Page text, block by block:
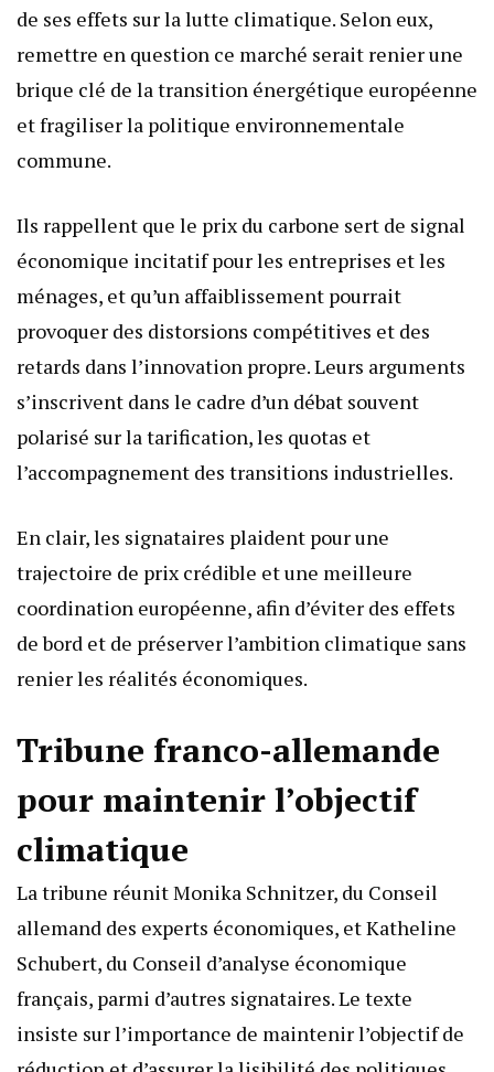
de ses effets sur la lutte climatique. Selon eux,
remettre en question ce marché serait renier une
brique clé de la transition énergétique européenne
et fragiliser la politique environnementale
commune.
Ils rappellent que le prix du carbone sert de signal
économique incitatif pour les entreprises et les
ménages, et qu’un affaiblissement pourrait
provoquer des distorsions compétitives et des
retards dans l’innovation propre. Leurs arguments
s’inscrivent dans le cadre d’un débat souvent
polarisé sur la tarification, les quotas et
l’accompagnement des transitions industrielles.
En clair, les signataires plaident pour une
trajectoire de prix crédible et une meilleure
coordination européenne, afin d’éviter des effets
de bord et de préserver l’ambition climatique sans
renier les réalités économiques.
Tribune franco-allemande
pour maintenir l’objectif
climatique
La tribune réunit Monika Schnitzer, du Conseil
allemand des experts économiques, et Katheline
Schubert, du Conseil d’analyse économique
français, parmi d’autres signataires. Le texte
insiste sur l’importance de maintenir l’objectif de